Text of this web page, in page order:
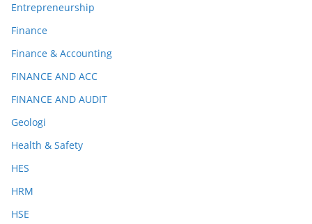
Entrepreneurship
Finance
Finance & Accounting
FINANCE AND ACC
FINANCE AND AUDIT
Geologi
Health & Safety
HES
HRM
HSE